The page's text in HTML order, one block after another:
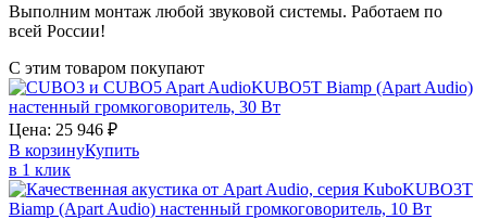
Выполним монтаж любой звуковой системы. Работаем по
всей России!
С этим товаром покупают
KUBO5T Biamp (Apart Audio)
настенный громкоговоритель, 30 Вт
Цена: 25 946 ₽
В корзинуКупить
в 1 клик
KUBO3T
Biamp (Apart Audio) настенный громкоговоритель, 10 Вт